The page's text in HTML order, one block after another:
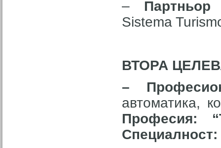
–
Sistema
ВТОРА
–
автоматика,
Професия:
Специалност: